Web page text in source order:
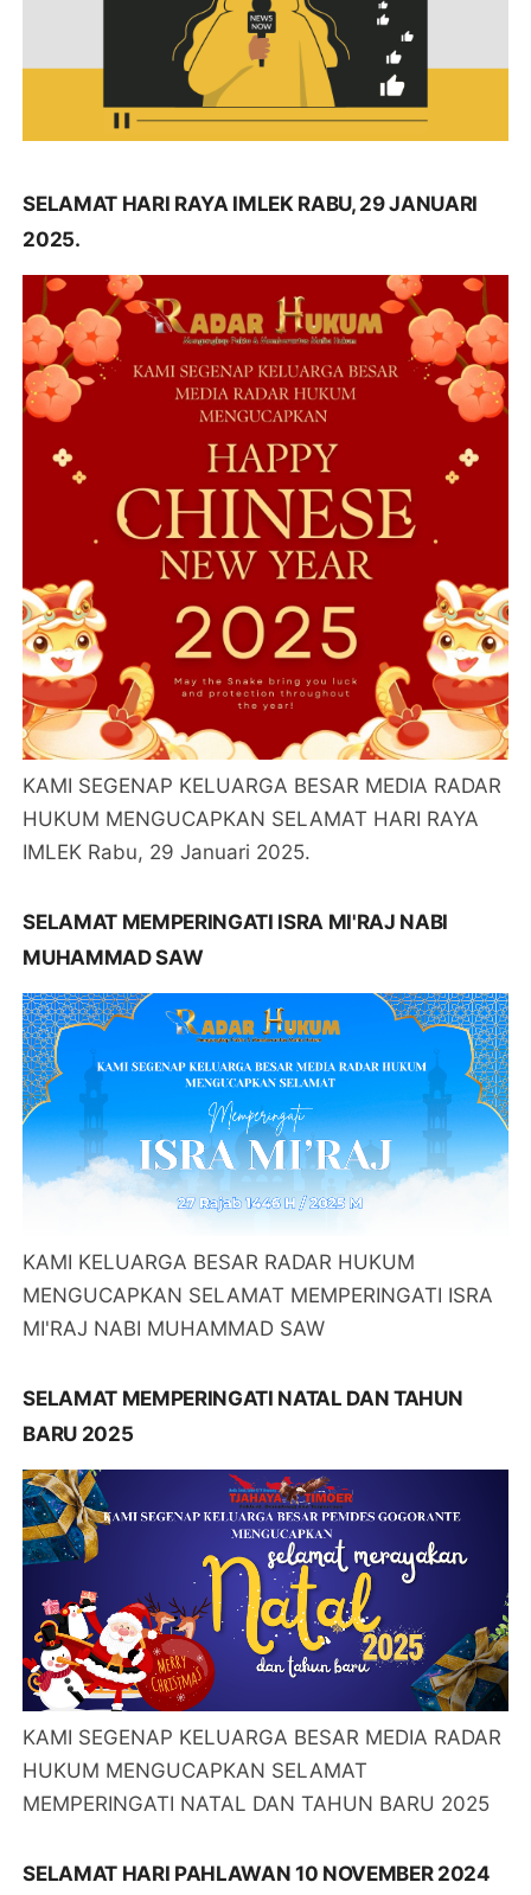
SELAMAT HARI RAYA IMLEK RABU, 29 JANUARI
2025.
KAMI SEGENAP KELUARGA BESAR MEDIA RADAR
HUKUM MENGUCAPKAN SELAMAT HARI RAYA
IMLEK Rabu, 29 Januari 2025.
SELAMAT MEMPERINGATI ISRA MI'RAJ NABI
MUHAMMAD SAW
KAMI KELUARGA BESAR RADAR HUKUM
MENGUCAPKAN SELAMAT MEMPERINGATI ISRA
MI'RAJ NABI MUHAMMAD SAW
SELAMAT MEMPERINGATI NATAL DAN TAHUN
BARU 2025
KAMI SEGENAP KELUARGA BESAR MEDIA RADAR
HUKUM MENGUCAPKAN SELAMAT
MEMPERINGATI NATAL DAN TAHUN BARU 2025
SELAMAT HARI PAHLAWAN 10 NOVEMBER 2024